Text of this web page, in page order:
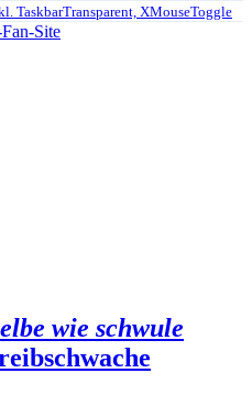
TaskbarTransparent, XMouseToggle
Site
wie schwule